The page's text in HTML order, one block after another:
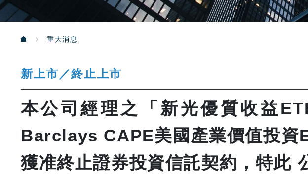
重大消息
新上市／終止上市
本公司經理之「新光優質收益
Barclays CAPE美國產業價值投資
獲准終止證券投資信託契約，特此